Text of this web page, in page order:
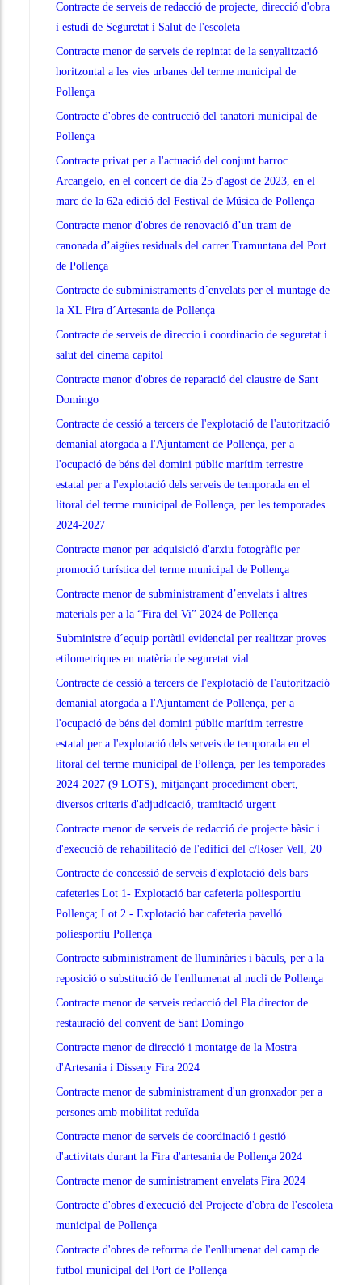
Contracte de serveis de redacció de projecte, direcció d'obra
i estudi de Seguretat i Salut de l'escoleta
Contracte menor de serveis de repintat de la senyalització
horitzontal a les vies urbanes del terme municipal de
Pollença
Contracte d'obres de contrucció del tanatori municipal de
Pollença
Contracte privat per a l'actuació del conjunt barroc
Arcangelo, en el concert de dia 25 d'agost de 2023, en el
marc de la 62a edició del Festival de Música de Pollença
Contracte menor d'obres de renovació d’un tram de
canonada d’aigües residuals del carrer Tramuntana del Port
de Pollença
Contracte de subministraments d´envelats per el muntage de
la XL Fira d´Artesania de Pollença
Contracte de serveis de direccio i coordinacio de seguretat i
salut del cinema capitol
Contracte menor d'obres de reparació del claustre de Sant
Domingo
Contracte de cessió a tercers de l'explotació de l'autorització
demanial atorgada a l'Ajuntament de Pollença, per a
l'ocupació de béns del domini públic marítim terrestre
estatal per a l'explotació dels serveis de temporada en el
litoral del terme municipal de Pollença, per les temporades
2024-2027
Contracte menor per adquisició d'arxiu fotogràfic per
promoció turística del terme municipal de Pollença
Contracte menor de subministrament d’envelats i altres
materials per a la “Fira del Vi” 2024 de Pollença
Subministre d´equip portàtil evidencial per realitzar proves
etilometriques en matèria de seguretat vial
Contracte de cessió a tercers de l'explotació de l'autorització
demanial atorgada a l'Ajuntament de Pollença, per a
l'ocupació de béns del domini públic marítim terrestre
estatal per a l'explotació dels serveis de temporada en el
litoral del terme municipal de Pollença, per les temporades
2024-2027 (9 LOTS), mitjançant procediment obert,
diversos criteris d'adjudicació, tramitació urgent
Contracte menor de serveis de redacció de projecte bàsic i
d'execució de rehabilitació de l'edifici del c/Roser Vell, 20
Contracte de concessió de serveis d'explotació dels bars
cafeteries Lot 1- Explotació bar cafeteria poliesportiu
Pollença; Lot 2 - Explotació bar cafeteria pavelló
poliesportiu Pollença
Contracte subministrament de lluminàries i bàculs, per a la
reposició o substitució de l'enllumenat al nucli de Pollença
Contracte menor de serveis redacció del Pla director de
restauració del convent de Sant Domingo
Contracte menor de direcció i montatge de la Mostra
d'Artesania i Disseny Fira 2024
Contracte menor de subministrament d'un gronxador per a
persones amb mobilitat reduïda
Contracte menor de serveis de coordinació i gestió
d'activitats durant la Fira d'artesania de Pollença 2024
Contracte menor de suministrament envelats Fira 2024
Contracte d'obres d'execució del Projecte d'obra de l'escoleta
municipal de Pollença
Contracte d'obres de reforma de l'enllumenat del camp de
futbol municipal del Port de Pollença